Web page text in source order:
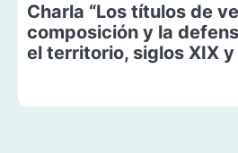
Charla “Los títulos de
composición y la
el territorio, siglos XIX y